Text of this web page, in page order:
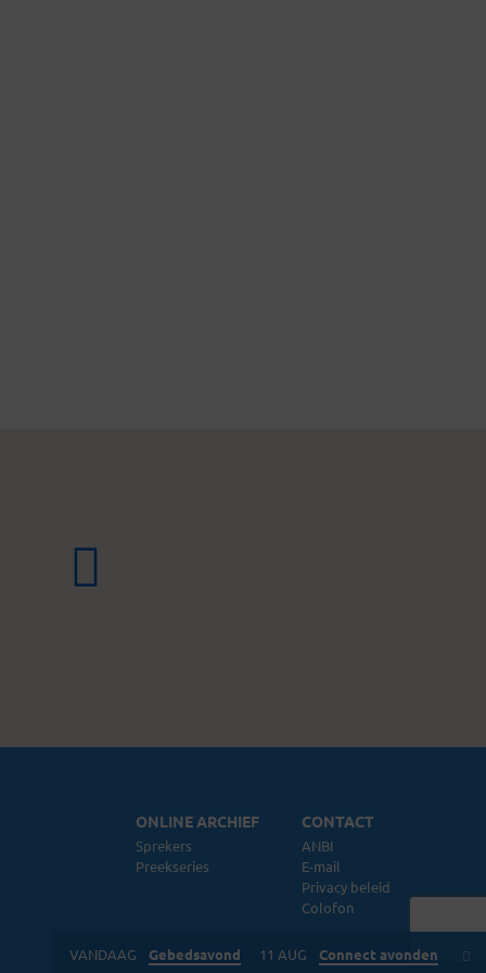
ONLINE ARCHIEF
Sprekers
Preekseries
CONTACT
ANBI
E-mail
Privacy beleid
Colofon
VANDAAG Gebedsavond 11 AUG Connect avonden